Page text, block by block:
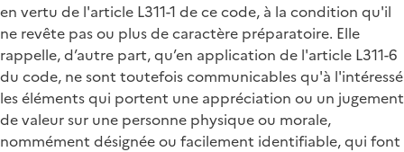
en vertu de l'article L311-1 de ce code, à la condition qu'il
ne revête pas ou plus de caractère préparatoire. Elle
rappelle, d’autre part, qu’en application de l'article L311-6
du code, ne sont toutefois communicables qu'à l'intéressé
les éléments qui portent une appréciation ou un jugement
de valeur sur une personne physique ou morale,
nommément désignée ou facilement identifiable, qui font